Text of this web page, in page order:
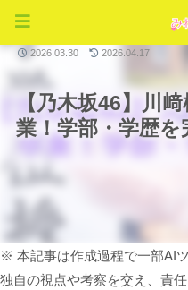
【乃木坂46】川
業！学部・学歴を
メンバー
2026.03.30 2026.04.17
※ 本記事は作成過程で一部AI
独自の視点や考察を交え、責